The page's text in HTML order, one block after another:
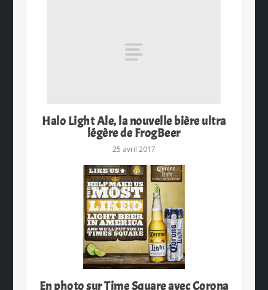
Halo Light Ale, la nouvelle bière ultra
légère de FrogBeer
25 avril 2017
En photo sur Time Square avec Corona